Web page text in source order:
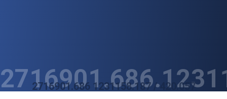
2716901.686 1231158.187 / 420.057